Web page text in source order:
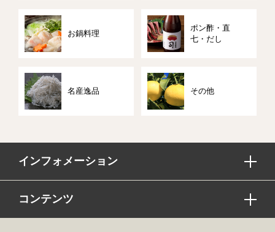
お鍋料理
ポン酢・直
七・だし
名産逸品 その他
インフォメーション
コンテンツ